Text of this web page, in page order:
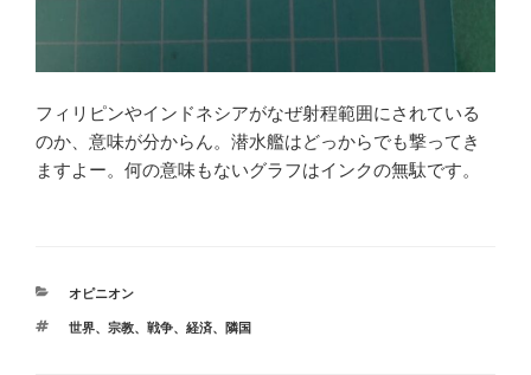
フィリピンやインドネシアがなぜ射程範囲にされている
のか、意味が分からん。潜水艦はどっからでも撃ってき
ますよー。何の意味もないグラフはインクの無駄です。
カ
ゴ
オピニオン
タ
世界、 宗教、 戦争、 経済、 隣国